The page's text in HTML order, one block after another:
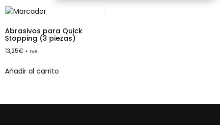
Abrasivos para Quick
Stopping (3 piezas)
13,25€ + IVA
Añadir al carrito